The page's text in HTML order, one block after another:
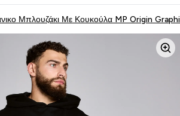
Μπλουζάκι Με Κουκούλα MP Origin